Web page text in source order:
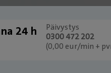
24 h
Päivystys
0300 472 202
(0,00 eur/min +